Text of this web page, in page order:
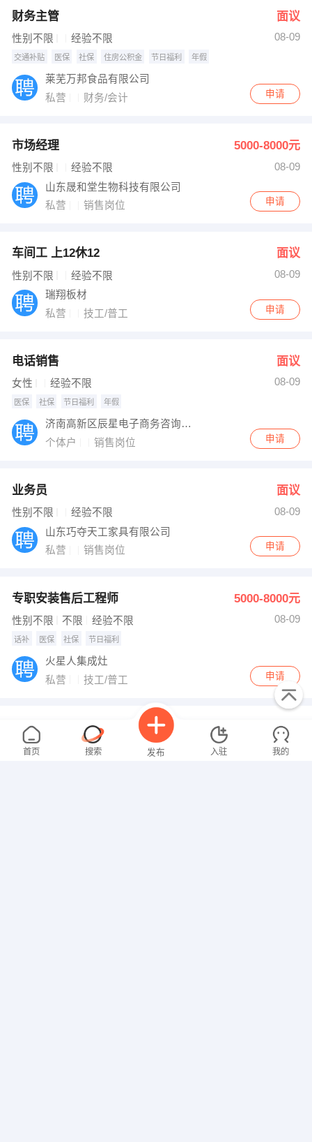
财务主管 面议
性别不限 经验不限 08-09
交通补贴 医保 社保 住房公积金 节日福利 年假
莱芜万邦食品有限公司
私营
财务/会计 申请
市场经理 5000-8000元
性别不限 经验不限
08-09
山东晟和堂生物科技有限公司
私营
销售岗位 申请
车间工 上12休12 面议
性别不限 经验不限
08-09
瑞翔板材
私营
技工/普工 申请
电话销售 面议
女性 经验不限 08-09
医保 社保 节日福利 年假
济南高新区辰星电子商务咨询服务室
个体户
销售岗位 申请
业务员 面议
性别不限 经验不限
08-09
山东巧夺天工家具有限公司
私营
销售岗位 申请
专职安装售后工程师 5000-8000元
性别不限 不限 经验不限 08-09
话补 医保 社保 节日福利
火星人集成灶
私营
技工/普工 申请
工艺主管 面议
性别不限 经验不限
08-09
首页 搜索 发布 入驻 我的